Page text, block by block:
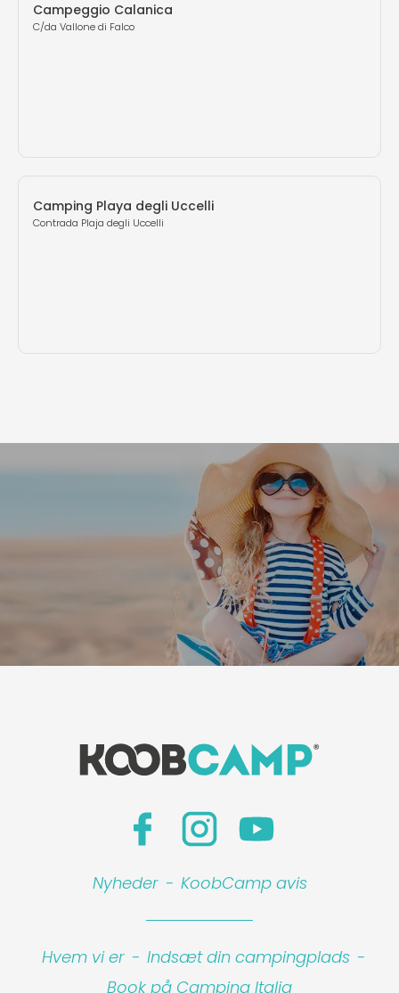
Campeggio Calanica
C/da Vallone di Falco
Camping Playa degli Uccelli
Contrada Plaja degli Uccelli
Nyheder - KoobCamp avis
Hvem vi er - Indsæt din campingplads -
Book på Camping Italia